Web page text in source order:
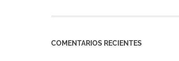
COMENTARIOS RECIENTES